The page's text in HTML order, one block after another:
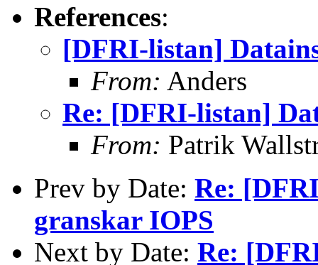
References:
[DFRI-listan]
From: Anders
Re: [DFRI-listan]
From: Patrik
Prev by Date: Re:
granskar IOPS
Next by Date: Re: